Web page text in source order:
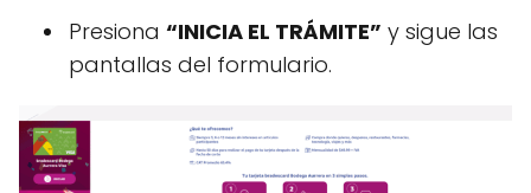
Presiona “INICIA EL TRÁMITE” y sigue las
pantallas del formulario.